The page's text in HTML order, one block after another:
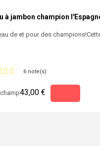
à jambon champion
de et pour des
6 note(s)
43,00 €